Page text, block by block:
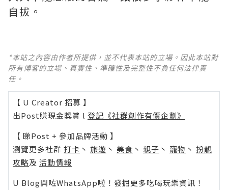
自拔。
*本站之內容由作者所提供，並不代表本站的立場。因此本站對
所有博客的立場、真實性、準確性及完整性不負任何法律責
任。
【 U Creator 招募 】
出Post賺現金獎賞 l 登記《社群創作有價企劃》
【 睇Post + 參加品牌活動 】
瀏覽更多社群 打卡 丶 旅遊 丶 美食 丶 親子 丶 寵物 丶 扮靚
攻略及 活動情報
U Blog開咗WhatsApp啦！發掘更多吃喝玩樂資訊！